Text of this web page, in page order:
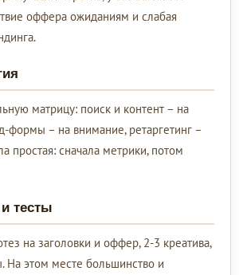
оффера ожиданиям и слабая
матрицу: поиск и контент – на
формы – на внимание, ретаргетинг –
простая: сначала метрики, потом
тесты
на заголовки и оффер, 2-3 креатива,
На этом месте большинство и